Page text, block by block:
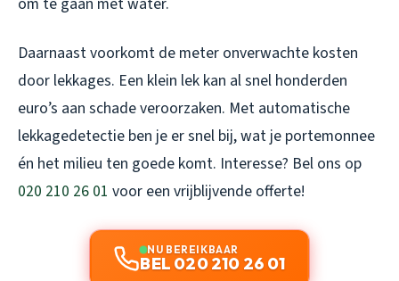
Daarnaast voorkomt de meter onverwachte kosten
door lekkages. Een klein lek kan al snel honderden
euro’s aan schade veroorzaken. Met automatische
lekkagedetectie ben je er snel bij, wat je portemonnee
én het milieu ten goede komt. Interesse? Bel ons op
020 210 26 01 voor een vrijblijvende offerte!
NU BEREIKBAAR
BEL 020 210 26 01